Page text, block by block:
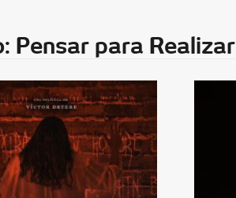
Pensar para Realizar